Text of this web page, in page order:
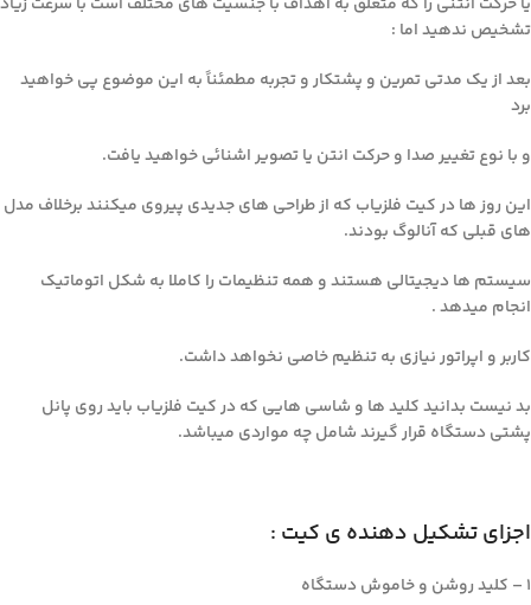
یا حرکت آنتنی را که متعلق به اهداف با جنسیت های مختلف است با سرعت زیاد
تشخیص ندهید اما :
بعد از یک مدتی تمرین و پشتکار و تجربه مطمئناً به این موضوع پی خواهید
برد
و با نوع تغییر صدا و حرکت انتن یا تصویر اشنائی خواهید یافت.
این روز ها در کیت فلزیاب که از طراحی های جدیدی پیروی میکنند برخلاف مدل
های قبلی که آنالوگ بودند.
سیستم ها دیجیتالی هستند و همه تنظیمات را کاملا به شکل اتوماتیک
انجام میدهد .
کاربر و اپراتور نیازی به تنظیم خاصی نخواهد داشت.
بد نیست بدانید کلید ها و شاسی هایی که در کیت فلزیاب باید روی پانل
پشتی دستگاه قرار گیرند شامل چه مواردی میباشد.
اجزای تشکیل دهنده ی کیت :
۱ – کلید روشن و خاموش دستگاه